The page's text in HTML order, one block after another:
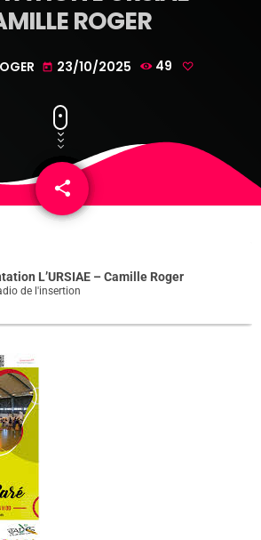
ROGER
today 23/10/2025 49
share
email
L’URSIAE – Camille Roger
de l'insertion